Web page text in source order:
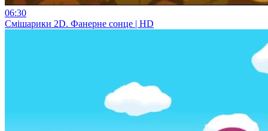
06:30
Смiшарики 2D. Фанерне сонце | HD